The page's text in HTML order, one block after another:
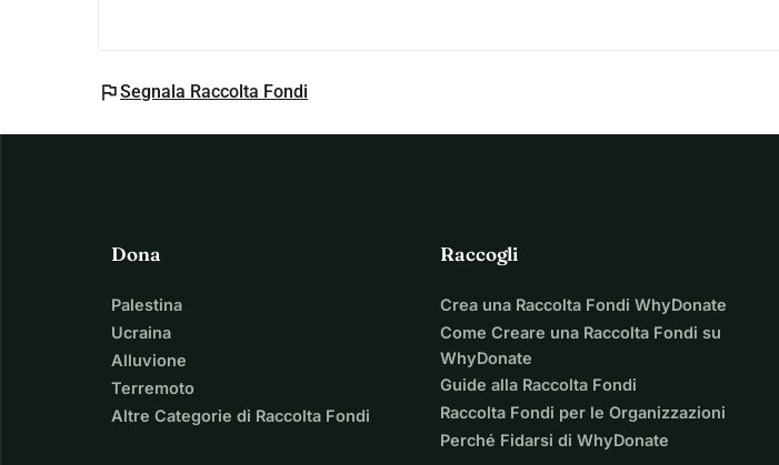
flagSegnala Raccolta Fondi
Dona
Palestina
Ucraina
Alluvione
Terremoto
Altre Categorie di Raccolta Fondi
Raccogli
Crea una Raccolta Fondi WhyDonate
Come Creare una Raccolta Fondi su
WhyDonate
Guide alla Raccolta Fondi
Raccolta Fondi per le Organizzazioni
Perché Fidarsi di WhyDonate